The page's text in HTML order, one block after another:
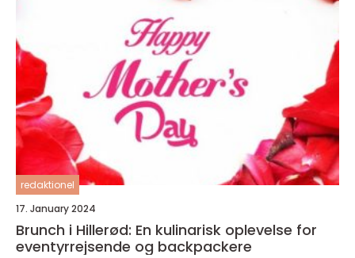
redaktionel
17. January 2024
Brunch i Hillerød: En kulinarisk oplevelse for
eventyrrejsende og backpackere